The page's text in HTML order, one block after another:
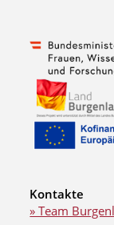
Kontakte
» Team